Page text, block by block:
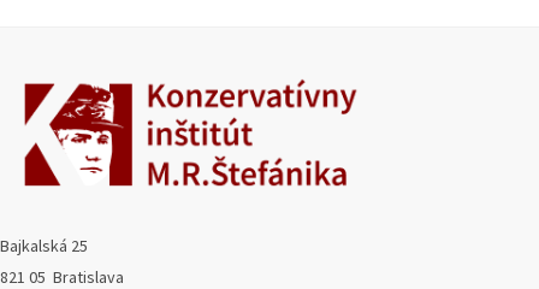
Bajkalská 25
821 05 Bratislava